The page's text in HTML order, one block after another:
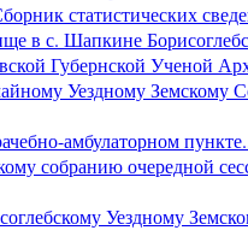
статистических
в с. Шапкине
Губернской Ученой
Уездному Земскому
амбулаторном
собранию очередной
Уездному